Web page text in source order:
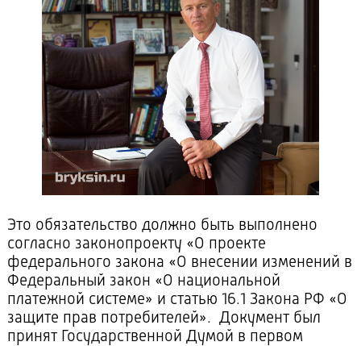
Это обязательство должно быть выполнено
согласно законопроекту «О проекте
федерального закона «О внесении изменений в
Федеральный закон «О национальной
платежной системе» и статью 16.1 Закона РФ «О
защите прав потребителей». Документ был
принят Государственной Думой в первом